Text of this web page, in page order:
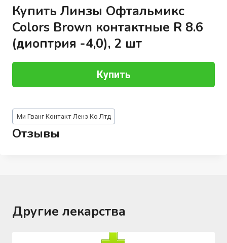
Купить Линзы Офтальмикс
Colors Brown контактные R 8.6
(диоптрия -4,0), 2 шт
Купить
Метки
записи:
Ми Гванг Контакт Ленз Ко Лтд
Отзывы
Другие лекарства